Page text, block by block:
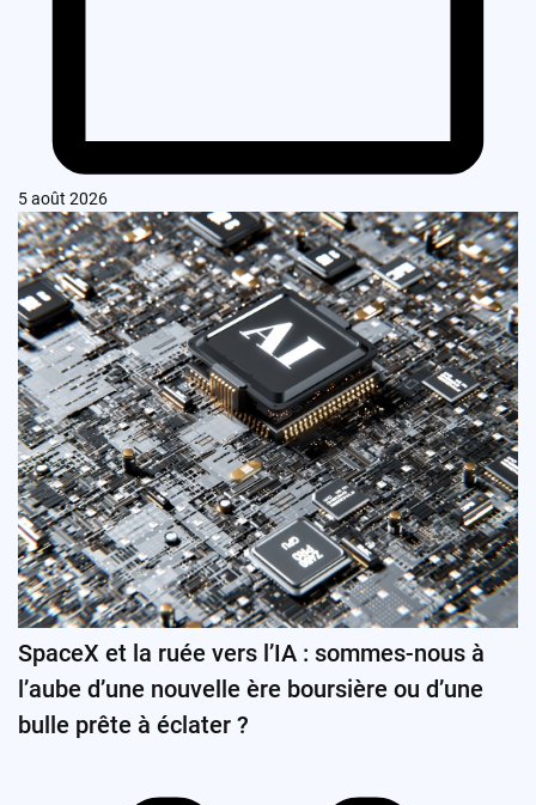
5 août 2026
SpaceX et la ruée vers l’IA : sommes-nous à
l’aube d’une nouvelle ère boursière ou d’une
bulle prête à éclater ?